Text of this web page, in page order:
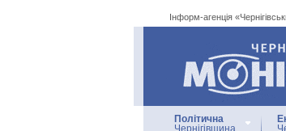
Інформ-агенція
Інформ-
Політична
Чернігівщина